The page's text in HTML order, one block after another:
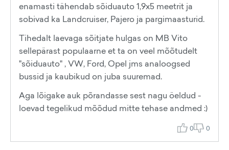
enamasti tähendab sõiduauto 1,9x5 meetrit ja
sobivad ka Landcruiser, Pajero ja pargimaasturid.
Tihedalt laevaga sõitjate hulgas on MB Vito
sellepärast populaarne et ta on veel mõõtudelt
"sõiduauto" , VW, Ford, Opel jms analoogsed
bussid ja kaubikud on juba suuremad.
Aga lõigake auk põrandasse sest nagu öeldud -
loevad tegelikud mõõdud mitte tehase andmed :)
0 0